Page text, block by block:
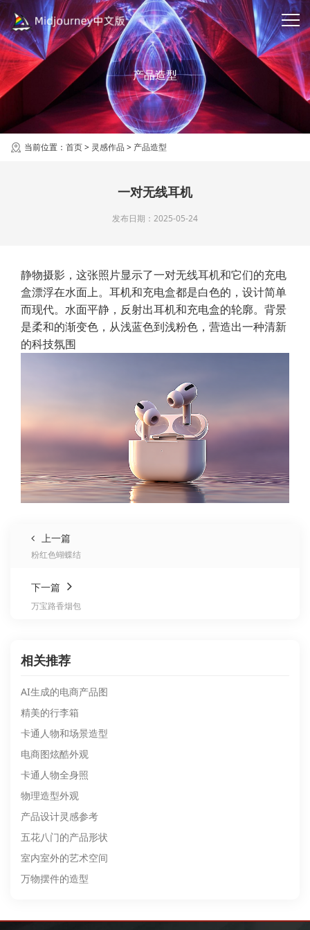
产品造型
当前位置： 首页> 灵感作品 > 产品造型
一对无线耳机
发布日期：2025-05-24
静物摄影，这张照片显示了一对无线耳机和它们的充电
盒漂浮在水面上。耳机和充电盒都是白色的，设计简单
而现代。水面平静，反射出耳机和充电盒的轮廓。背景
是柔和的渐变色，从浅蓝色到浅粉色，营造出一种清新
的科技氛围
上一篇
粉红色蝴蝶结
下一篇
万宝路香烟包
相关推荐
AI生成的电商产品图
精美的行李箱
卡通人物和场景造型
电商图炫酷外观
卡通人物全身照
物理造型外观
产品设计灵感参考
五花八门的产品形状
室内室外的艺术空间
万物摆件的造型